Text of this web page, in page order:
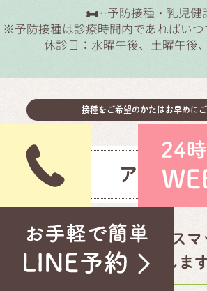
…予防接種・乳児健
※予防接種は診療時間内であればいつ
休診日：水曜午後、土曜午後
アクセス
当院へのアクセスマ
ご案内いたします
接種をご希望のかたはお早めに